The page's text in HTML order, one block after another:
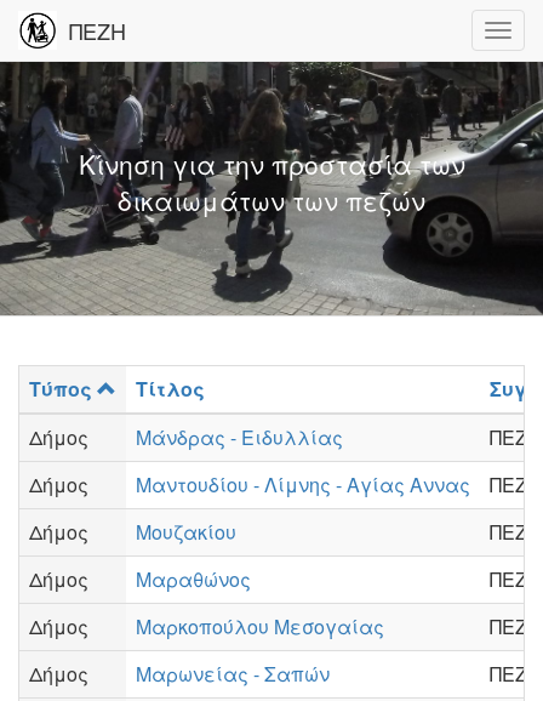
ΠΕΖΗ
Κίνηση για την προστασία των
δικαιωμάτων των πεζών
Τύπος Τίτλος
Δήμος
Μάνδρας - Ειδυλλίας
ΠΕΖΗ
Δήμος
Μαντουδίου - Λίμνης - Αγίας Αννας
ΠΕΖΗ
Δήμος
Μουζακίου
ΠΕΖΗ
Δήμος
Μαραθώνος
ΠΕΖΗ
Δήμος
Μαρκοπούλου Μεσογαίας
ΠΕΖΗ
Δήμος
Μαρωνείας - Σαπών
ΠΕΖΗ